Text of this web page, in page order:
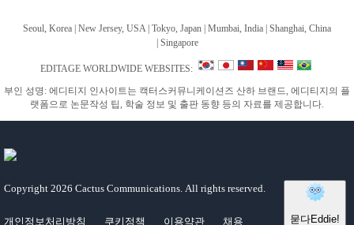
Seoul, Korea | New Jersey, USA | Tokyo, Japan | Mumbai, India | Shanghai, China
|Singapore
EDITAGE WORLDWIDE WEBSITES:
부인 성명: 에디티지 인사이트는 캑터스커뮤니케이션즈 산하 브랜드, 에디티지의 플
랫폼으로 논문작성 팁, 학술 정보 및 출판 동향 등의 자료를 제공합니다.
Copyright 2026 Cactus Communications. All rights reserved.
개인정보처리방침 쿠키정책 이용약관 채용